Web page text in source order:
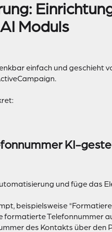
Moduls
einfach und geschieht
KI-
und füge das
beispielsweise
formatierte Telefonnummer
des Kontakts über den